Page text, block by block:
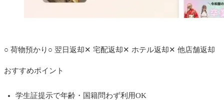
○ 荷物預かり ○ 翌日返却✕ 宅配返却✕ ホテル返却✕ 他店舗返却
おすすめポイント
学生証提示で年齢・国籍問わず利用OK